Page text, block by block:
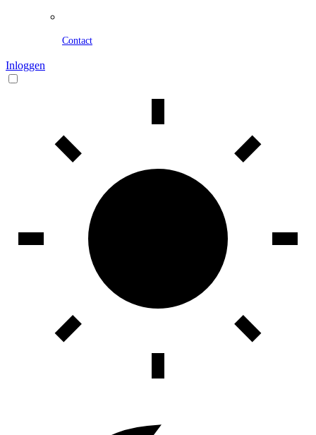
Contact
Inloggen